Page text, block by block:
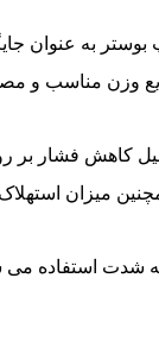
بوستر به
وزن مناسب
کاهش فشار
میزان
شدت استفاده می